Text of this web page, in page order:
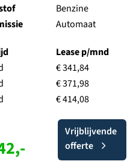
Benzine
Automaat
Lease p/mnd
€ 341,84
€ 371,98
€ 414,08
Vrijblijvende
offerte